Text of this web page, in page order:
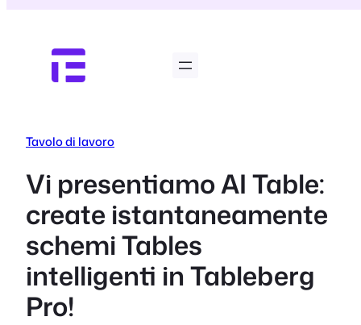
contenuto
Tavolo di lavoro
Vi presentiamo AI Table:
create istantaneamente
schemi Tables
intelligenti in Tableberg
Pro!